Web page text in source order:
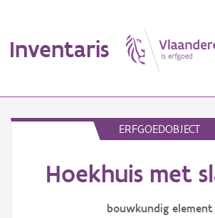
Inventaris
Erfgoedobject
ERFGOEDOBJECT
Hoekhuis met
bouwkundig element